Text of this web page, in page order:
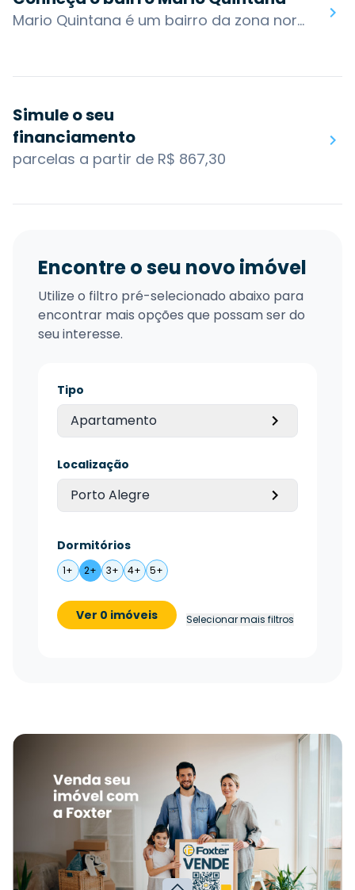
Mario Quintana é um bairro da zona nordeste de Porto Alegre. É composto pelas Vilas Chácara da Fumaça, Valneir Antunes, Safira Velha, Safira Nova, Batista Flores, Wenceslau Fontoura, Timbaúva , Jardim do Verde, Jardim Protásio Alves e Passo Dorneles.Também é&nbsp; composto por condomínios e loteamentos fechados, tornando este um bairro residencial e propício para estes empreendimentos, tendo em vista a grande área disponível. Das áreas de lazer, a que mais se destaca é o Parque Chico Mendes, criado em dezembro de 1991 em uma área de preservação ambiental, com amplos espaços para atividades esportivas.O bairro possui acesso por algumas das principais vias da cidade: Av. Protásio Alves, Av. Manoel Elias, Alameda da Fumaça e Av. Juscelino Kubitschek de Oliveira. Os bairros nos arredores são: Jardim Dona Leopoldina, Jardim Leopoldina, Umbu, Protásio Alves e Passo das Pedras.Você encontra no bairro Mário Quintana: Escola Deputado Victor Issler, Unidade Básica de Saúde Bom jesus, Praça Jesus de Nazaré, Parque Chico Mendes.
Simule o seu
financiamento
parcelas a partir de R$ 867,30
Encontre o seu novo imóvel
Utilize o filtro pré-selecionado abaixo para
encontrar mais opções que possam ser do
seu interesse.
Tipo
Apartamento
Localização
Porto Alegre
Dormitórios
1+ 2+ 3+ 4+ 5+
Ver 0 imóveis Selecionar mais filtros